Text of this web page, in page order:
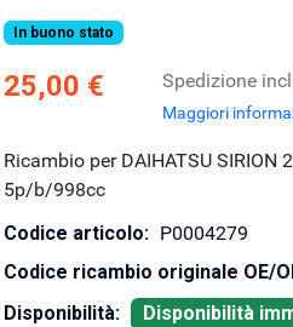
In buono stato
25,00 € Spedizione
Maggiori
Ricambio per DAIHATSU SIRION
5p/b/998cc
Codice articolo: P0004279
Codice ricambio originale OE/
Disponibilità:
Disponibilità